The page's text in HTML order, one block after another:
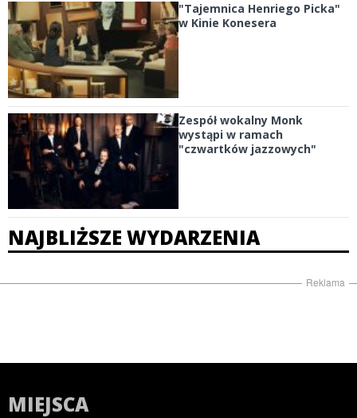
"Tajemnica Henriego Picka"
w Kinie Konesera
Zespół wokalny Monk
wystąpi w ramach
"czwartków jazzowych"
NAJBLIŻSZE WYDARZENIA
Reklama
MIEJSCA